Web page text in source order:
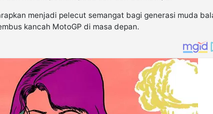
menjadi pelecut semangat bagi generasi muda
kancah MotoGP di masa depan.